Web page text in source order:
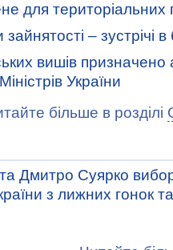
для територіальних
– зустрічі
вишів призначено
України
більше в розділі
та Дмитро Суярко
з лижних гонок